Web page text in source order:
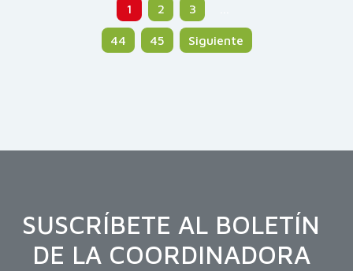
1 2 3
44 45 Siguiente
SUSCRÍBETE AL BOLETÍN
DE LA COORDINADORA